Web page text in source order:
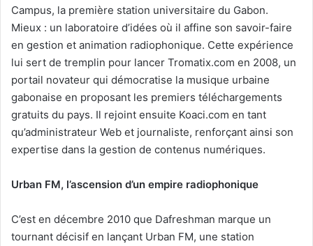
Campus, la première station universitaire du Gabon.
Mieux : un laboratoire d’idées où il affine son savoir-faire
en gestion et animation radiophonique. Cette expérience
lui sert de tremplin pour lancer Tromatix.com en 2008, un
portail novateur qui démocratise la musique urbaine
gabonaise en proposant les premiers téléchargements
gratuits du pays. Il rejoint ensuite Koaci.com en tant
qu’administrateur Web et journaliste, renforçant ainsi son
expertise dans la gestion de contenus numériques.
Urban FM, l’ascension d’un empire radiophonique
C’est en décembre 2010 que Dafreshman marque un
tournant décisif en lançant Urban FM, une station